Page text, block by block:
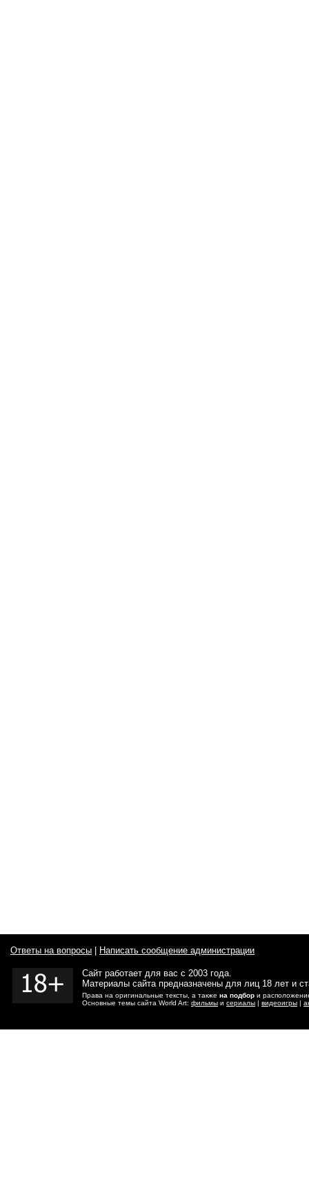
Ответы на вопросы Написать сообщение администрации
Сайт работает для вас с 2003 года.
Материалы сайта предназначены для лиц 18 лет и
Права на оригинальные тексты, а также на подбор и
Основные темы сайта World Art: фильмы и сериалы | видеоигры |